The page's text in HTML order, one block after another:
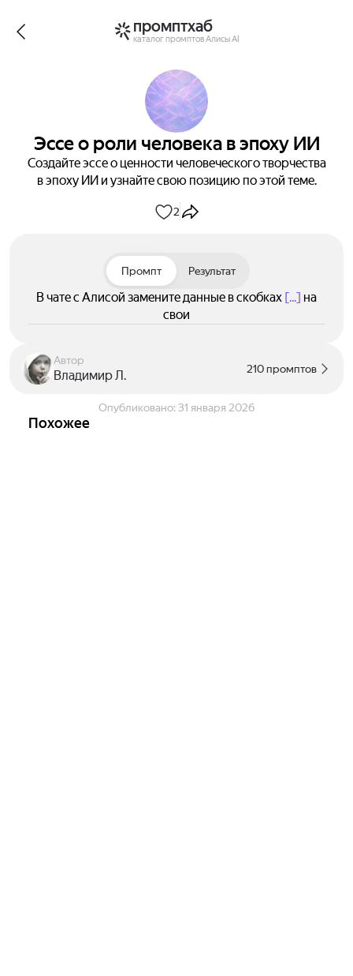
промптхаб
каталог промптов Алисы AI
Эссе о роли человека в эпоху ИИ
Создайте эссе о ценности человеческого творчества
в эпоху ИИ и узнайте свою позицию по этой теме.
2
Промпт Результат
В чате с Алисой замените данные в скобках [...] на
свои
Автор
Владимир Л. 210 промптов
Опубликовано: 31 января 2026
Похожее